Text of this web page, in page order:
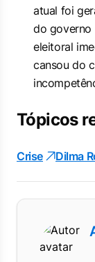
atual foi
do governo
eleitoral
cansou do
Tópicos
Crise Dilma